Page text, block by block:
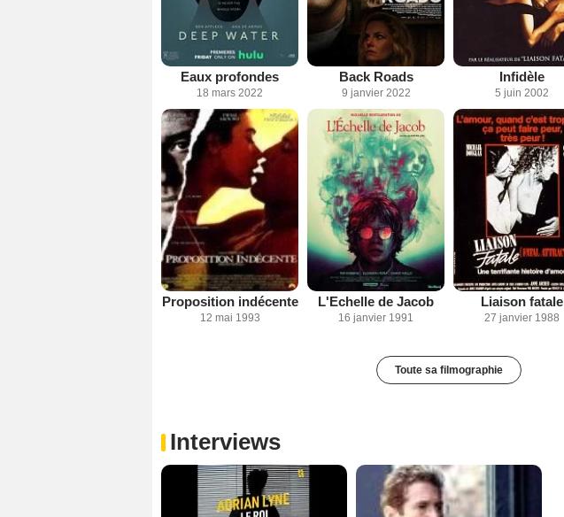
Eaux profondes
18 mars 2022
Back Roads
9 janvier 2022
Infidèle
5 juin 2002
Proposition indécente
12 mai 1993
L'Echelle de Jacob
16 janvier 1991
Liaison fatale
27 janvier 1988
Toute sa filmographie
Interviews